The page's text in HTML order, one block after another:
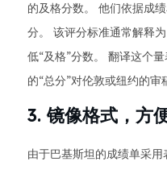
的及格分数。 他们依据成
分。 该评分标准通常解释
低“及格”分数。 翻译这个
的“总分”对伦敦或纽约的审
3. 镜像格式，方
由于巴基斯坦的成绩单采